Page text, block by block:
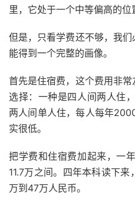
里，它处于一个中等偏高的位
但是，只看学费还不够，我
能得到一个完整的画像。
首先是住宿费，这个费用非
选择：一种是四人间两人住
两人间单人住，每人每年
实很低。
把学费和住宿费加起来，一
11.7万之间。四年本科读下
万到47万人民币。